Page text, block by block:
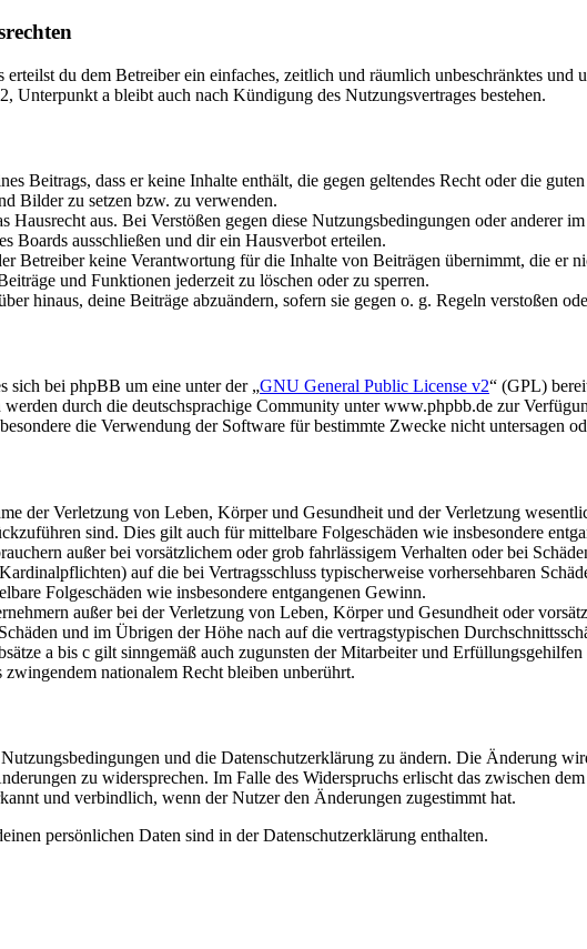
du dem Betreiber ein einfaches, zeitlich und räumlich unbeschränktes
Unterpunkt a bleibt auch nach Kündigung des Nutzungsvertrages bestehen.
Beitrags, dass er keine Inhalte enthält, die gegen geltendes Recht oder die
Bilder zu setzen bzw. zu verwenden.
Hausrecht aus. Bei Verstößen gegen diese Nutzungsbedingungen oder
Boards ausschließen und dir ein Hausverbot erteilen.
Betreiber keine Verantwortung für die Inhalte von Beiträgen übernimmt, die er
und Funktionen jederzeit zu löschen oder zu sperren.
hinaus, deine Beiträge abzuändern, sofern sie gegen o. g. Regeln verstoßen
sich bei phpBB um eine unter der „GNU General Public License v2“ (GPL)
werden durch die deutschsprachige Community unter www.phpbb.de zur
die Verwendung der Software für bestimmte Zwecke nicht untersagen
der Verletzung von Leben, Körper und Gesundheit und der Verletzung
sind. Dies gilt auch für mittelbare Folgeschäden wie insbesondere
außer bei vorsätzlichem oder grob fahrlässigem Verhalten oder bei
auf die bei Vertragsschluss typischerweise vorhersehbaren
Folgeschäden wie insbesondere entgangenen Gewinn.
außer bei der Verletzung von Leben, Körper und Gesundheit oder
und im Übrigen der Höhe nach auf die vertragstypischen
a bis c gilt sinngemäß auch zugunsten der Mitarbeiter und Erfüllungsgehilfen
nationalem Recht bleiben unberührt.
und die Datenschutzerklärung zu ändern. Die Änderung
zu widersprechen. Im Falle des Widerspruchs erlischt das zwischen
und verbindlich, wenn der Nutzer den Änderungen zugestimmt hat.
persönlichen Daten sind in der Datenschutzerklärung enthalten.